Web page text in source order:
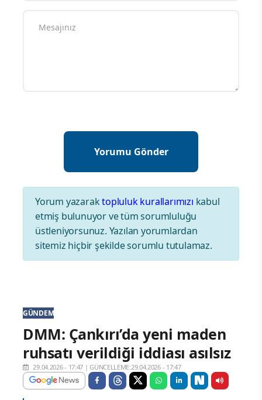
Yorum yazaraktopluluk kurallarımızı kabul
etmiş bulunuyor ve tüm sorumluluğu
üstleniyorsunuz. Yazılan yorumlardan
sitemiz hiçbir şekilde sorumlu tutulamaz.
GÜNDEM
DMM: Çankırı’da yeni maden
ruhsatı verildiği iddiası asılsız
29.04.2026 - 17:47 |GÜNCELLEME:29.04.2026 - 17:47